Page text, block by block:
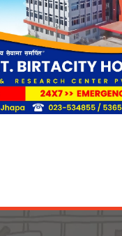
लिङ्कन मन्टेश्वरीमा खिर